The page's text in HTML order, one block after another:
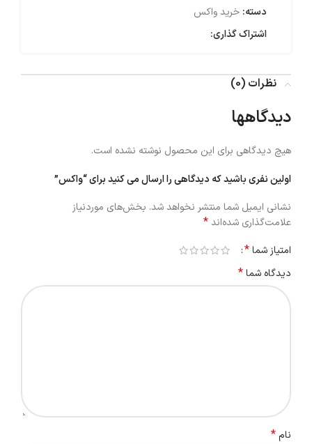
دسته: خرید واکس
اشتراک گذاری:
نظرات (0)
دیدگاهها
هیچ دیدگاهی برای این محصول نوشته نشده است.
اولین نفری باشید که دیدگاهی را ارسال می کنید برای “واکس”
نشانی ایمیل شما منتشر نخواهد شد. بخش‌های موردنیاز
علامت‌گذاری شده‌اند*
امتیاز شما*
دیدگاه شما*
نام*